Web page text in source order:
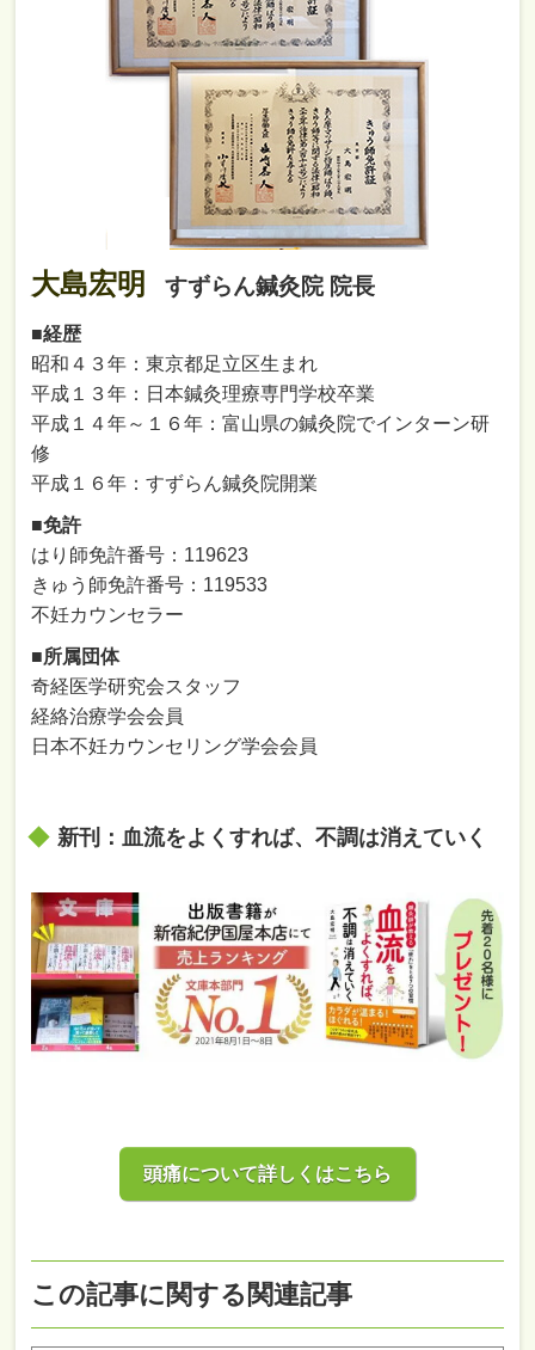
大島宏明 すずらん鍼灸院 院長
■経歴
昭和４３年：東京都足立区生まれ
平成１３年：日本鍼灸理療専門学校卒業
平成１４年～１６年：富山県の鍼灸院でインターン研
修
平成１６年：すずらん鍼灸院開業
■免許
はり師免許番号：119623
きゅう師免許番号：119533
不妊カウンセラー
■所属団体
奇経医学研究会スタッフ
経絡治療学会会員
日本不妊カウンセリング学会会員
新刊：血流をよくすれば、不調は消えていく
頭痛について詳しくはこちら
この記事に関する関連記事